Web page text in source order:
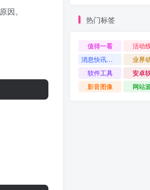
因。
热门标签
值得一看 活动
消息快讯查看更多 》》
业界
软件工具
安卓
影音图像
网站